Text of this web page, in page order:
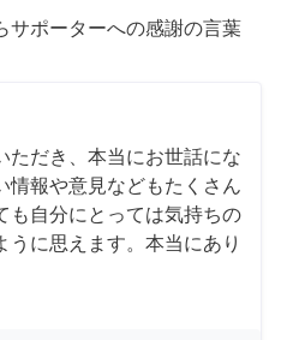
サポーターへの感謝の言葉
ただき、本当にお世話にな
情報や意見などもたくさん
も自分にとっては気持ちの
うに思えます。本当にあり